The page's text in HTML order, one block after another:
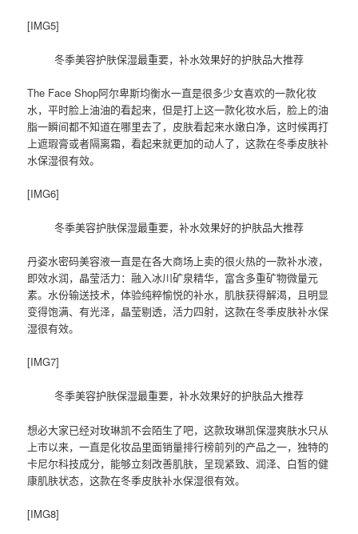
[IMG5]
冬季美容护肤保湿最重要，补水效果好的护肤品大推荐
The Face Shop阿尔卑斯均衡水一直是很多少女喜欢的一款化妆
水，平时脸上油油的看起来，但是打上这一款化妆水后，脸上的油
脂一瞬间都不知道在哪里去了，皮肤看起来水嫩白净，这时候再打
上遮瑕膏或者隔离霜，看起来就更加的动人了，这款在冬季皮肤补
水保湿很有效。
[IMG6]
冬季美容护肤保湿最重要，补水效果好的护肤品大推荐
丹姿水密码美容液一直是在各大商场上卖的很火热的一款补水液，
即效水润，晶莹活力：融入冰川矿泉精华，富含多重矿物微量元
素。水份输送技术，体验纯粹愉悦的补水，肌肤获得解渴，且明显
变得饱满、有光泽，晶莹剔透，活力四射，这款在冬季皮肤补水保
湿很有效。
[IMG7]
冬季美容护肤保湿最重要，补水效果好的护肤品大推荐
想必大家已经对玫琳凯不会陌生了吧，这款玫琳凯保湿爽肤水只从
上市以来，一直是化妆品里面销量排行榜前列的产品之一，独特的
卡尼尔科技成分，能够立刻改善肌肤，呈现紧致、润泽、白皙的健
康肌肤状态，这款在冬季皮肤补水保湿很有效。
[IMG8]